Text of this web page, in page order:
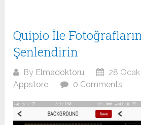
Quipio İle
Şenlendirin
By Elmadoktoru
28
Appstore
0 Comments